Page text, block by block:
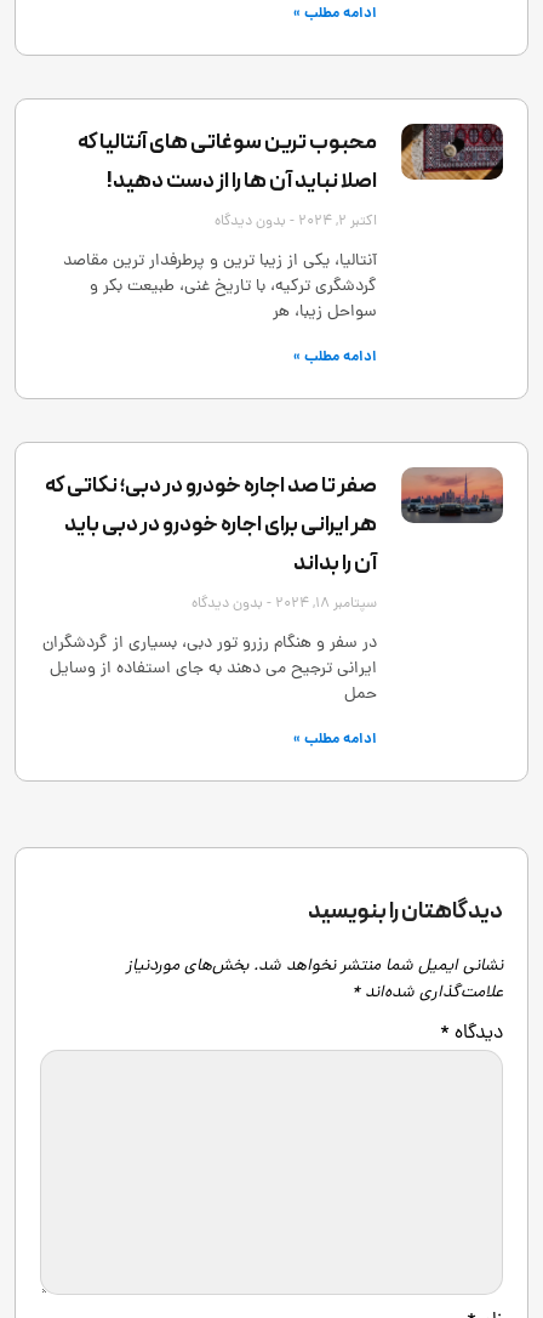
ادامه مطلب »
محبوب ترین سوغاتی های آنتالیا که
اصلا نباید آن ها را از دست دهید!
اکتبر 2, 2024 بدون دیدگاه
آنتالیا، یکی از زیبا ترین و پرطرفدار ترین مقاصد
گردشگری ترکیه، با تاریخ غنی، طبیعت بکر و
سواحل زیبا، هر
ادامه مطلب »
صفر تا صد اجاره خودرو در دبی؛ نکاتی که
هر ایرانی برای اجاره خودرو در دبی باید
آن را بداند
سپتامبر 18, 2024 بدون دیدگاه
در سفر و هنگام رزرو تور دبی، بسیاری از گردشگران
ایرانی ترجیح می ‌دهند به ‌جای استفاده از وسایل
حمل
ادامه مطلب »
دیدگاهتان را بنویسید
نشانی ایمیل شما منتشر نخواهد شد. بخش‌های موردنیاز
علامت‌گذاری شده‌اند*
دیدگاه *